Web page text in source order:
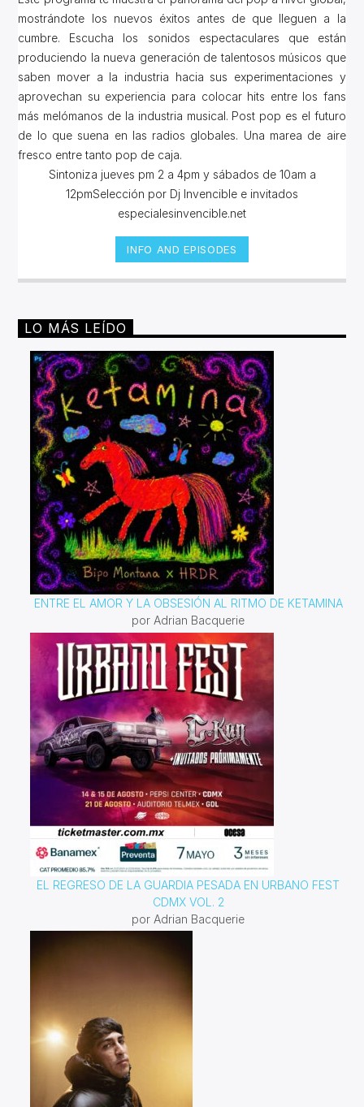
mostrándote los nuevos éxitos antes de que lleguen a la
cumbre. Escucha los sonidos espectaculares que están
produciendo la nueva generación de talentosos músicos que
saben mover a la industria hacia sus experimentaciones y
aprovechan su experiencia para colocar hits entre los fans
más melómanos de la industria musical. Post pop es el futuro
de lo que suena en las radios globales. Una marea de aire
fresco entre tanto pop de caja.
Sintoniza jueves pm 2 a 4pm y sábados de 10am a
12pmSelección por Dj Invencible e invitados
especialesinvencible.net
INFO AND EPISODES
LO MÁS LEÍDO
ENTRE EL AMOR Y LA OBSESIÓN AL RITMO DE KETAMINA
por Adrian Bacquerie
EL REGRESO DE LA GUARDIA PESADA EN URBANO FEST
CDMX VOL. 2
por Adrian Bacquerie